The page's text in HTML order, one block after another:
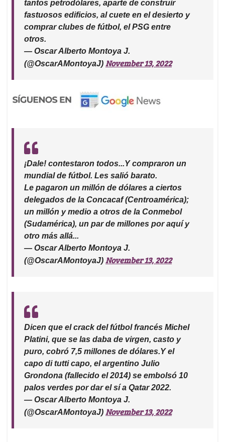
tantos petrodólares, aparte de construir
fastuosos edificios, al cuete en el desierto y
comprar clubes de fútbol, el PSG entre
otros.
— Oscar Alberto Montoya J.
(@OscarAMontoyaJ) November 13, 2022
¡Dale! contestaron todos...Y compraron un
mundial de fútbol. Les salió barato.
Le pagaron un millón de dólares a ciertos
delegados de la Concacaf (Centroamérica);
un millón y medio a otros de la Conmebol
(Sudamérica), un par de millones por aquí y
otro más allá...
— Oscar Alberto Montoya J.
(@OscarAMontoyaJ) November 13, 2022
Dicen que el crack del fútbol francés Michel
Platini, que se las daba de virgen, casto y
puro, cobró 7,5 millones de dólares.Y el
capo di tutti capo, el argentino Julio
Grondona (fallecido el 2014) se embolsó 10
palos verdes por dar el sí a Qatar 2022.
— Oscar Alberto Montoya J.
(@OscarAMontoyaJ) November 13, 2022